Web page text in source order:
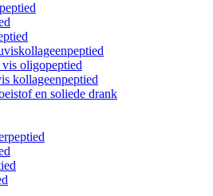
oligopeptied
kollageenpeptied
en soliede drank